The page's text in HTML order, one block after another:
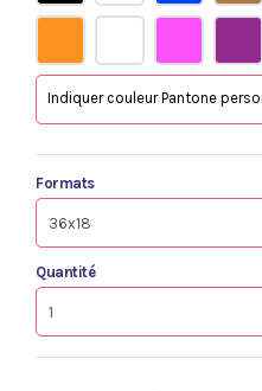
Indiquer couleur Pantone
Formats
Quantité